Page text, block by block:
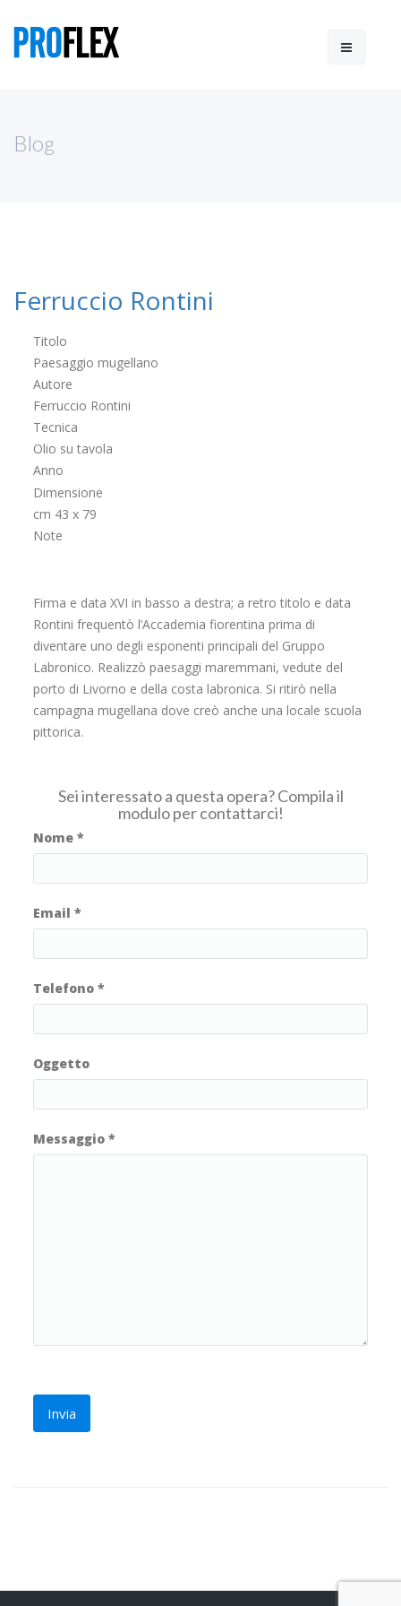
Blog
Ferruccio Rontini
Titolo
Paesaggio mugellano
Autore
Ferruccio Rontini
Tecnica
Olio su tavola
Anno
Dimensione
cm 43 x 79
Note
Firma e data XVI in basso a destra; a retro titolo e data
Rontini frequentò l’Accademia fiorentina prima di
diventare uno degli esponenti principali del Gruppo
Labronico. Realizzò paesaggi maremmani, vedute del
porto di Livorno e della costa labronica. Si ritirò nella
campagna mugellana dove creò anche una locale scuola
pittorica.
Sei interessato a questa opera? Compila il
modulo per contattarci!
Nome *
Email *
Telefono *
Oggetto
Messaggio *